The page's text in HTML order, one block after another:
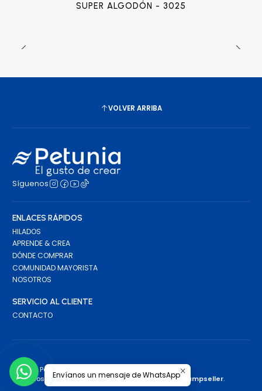
SUPER ALGODÓN - 3025
VOLVER ARRIBA
Síguenos
ENLACES RÁPIDOS
HILADOS
APRENDE & CREA
DÓNDE COMPRAR
COMUNIDAD MAYORISTA
NOSOTROS
SERVICIO AL CLIENTE
CONTACTO
2026 Petunia.
Todos los derechos reservados.Desarrollado por Jumpseller.
Envíanos un mensaje de WhatsApp